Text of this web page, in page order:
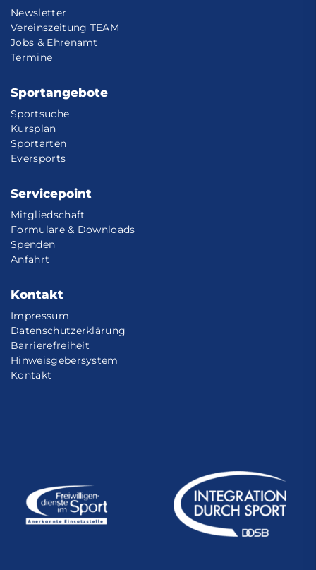
Newsletter
Vereinszeitung TEAM
Jobs & Ehrenamt
Termine
Sportangebote
Sportsuche
Kursplan
Sportarten
Eversports
Servicepoint
Mitgliedschaft
Formulare & Downloads
Spenden
Anfahrt
Kontakt
Impressum
Datenschutzerklärung
Barrierefreiheit
Hinweisgebersystem
Kontakt